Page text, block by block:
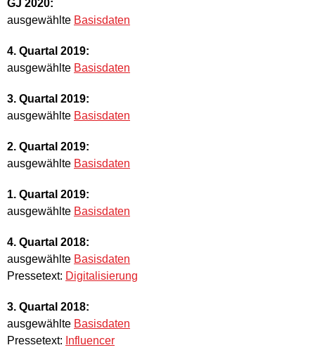
GJ 2020:
ausgewählte Basisdaten
4. Quartal 2019:
ausgewählte Basisdaten
3. Quartal 2019:
ausgewählte Basisdaten
2. Quartal 2019:
ausgewählte Basisdaten
1. Quartal 2019:
ausgewählte Basisdaten
4. Quartal 2018:
ausgewählte Basisdaten
Pressetext: Digitalisierung
3. Quartal 2018:
ausgewählte Basisdaten
Pressetext: Influencer